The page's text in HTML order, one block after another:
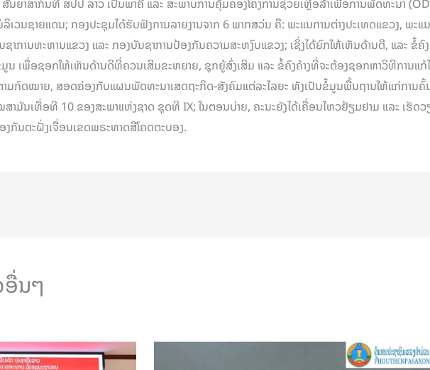
ວນຊາຍແດນ; ກອງປະຊຸມໄດ້ຮັບຟັງການລາຍງານຈາກ 6 ພາກສວ່ນ ຄື: ພະແນການຕ່າງປະເທດແຂວງ, ພະ
ຊາການທະຫານແຂວງ ແລະ ກອງບັນຊາການປ້ອງກັນຄວາມສະຫງົບແຂວງ; ເຊິ່ງໄດ້ຍົກໃຫ້ເຫັນດ້ານດີ, ແລະ
ນ ເພື່ອຊອກໃຫ້ເຫັນດ້ານດີທີ່ຄວນເສີມຂະຫຍາຍ, ຊຸກຍູ້ສົ່ງເສີມ ແລະ ຂໍ້ຄົງຄ້າງທີ່ຈະຕ້ອງຊອກຫາວິທີການແກ້
ກົດໝາຍ, ສອດຄ່ອງກັບແຜນພັດທະນາເສດຖະກິດ-ສັງຄົມແຕ່ລະໄລຍະ ທັງເປັນຂໍ້ມູນພື້ນຖານໃຫ້ແກ່ການຄົ້ນ
າມັນເທື່ອທີ 10 ຂອງສະພາແຫ່ງຊາດ ຊຸດທີ IX; ໃນຕອນບ່າຍ, ຄະນະຍັງໄດ້ເຄື່ອນໄຫວຢ້ຽມຢາມ ແລະ ເ
ງກັນຕະຝັ່ງເຈື່ອນເຂດພຣະທາດສີໂຄດຕະບອງ.
ອື່ນໆ